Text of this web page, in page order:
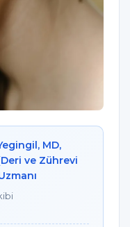
MD,
ve Zührevi